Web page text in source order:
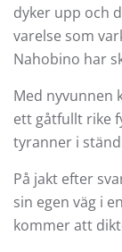
dyker upp och
varelse som
Nahobino har
Med nyvunnen
ett gåtfullt rike
tyranner i
På jakt efter
sin egen väg i
kommer att